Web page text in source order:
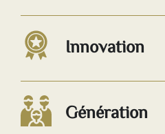
Innovation
Génération